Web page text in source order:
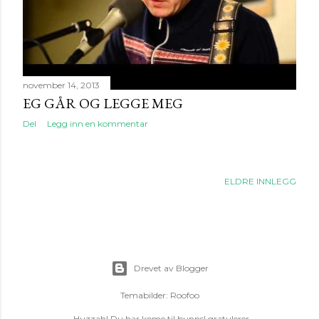
november 14, 2013
EG GÅR OG LEGGE MEG
Del Legg inn en kommentar
ELDRE INNLEGG
Drevet av Blogger
Temabilder: Roofoo